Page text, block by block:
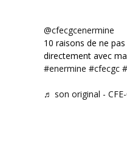
@cfecgcenermine
10 raisons de ne pas
directement avec
#enermine #cfecgc
♬ son original -